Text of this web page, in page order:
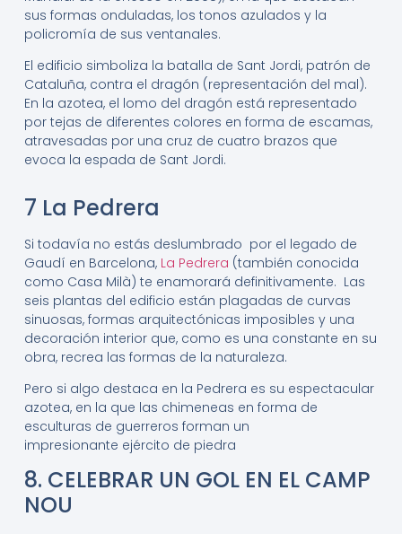
sus formas onduladas, los tonos azulados y la
policromía de sus ventanales.
El edificio simboliza la batalla de Sant Jordi, patrón de
Cataluña, contra el dragón (representación del mal).
En la azotea, el lomo del dragón está representado
por tejas de diferentes colores en forma de escamas,
atravesadas por una cruz de cuatro brazos que
evoca la espada de Sant Jordi.
7 La Pedrera
Si todavía no estás deslumbrado por el legado de
Gaudí en Barcelona, La Pedrera (también conocida
como Casa Milà) te enamorará definitivamente. Las
seis plantas del edificio están plagadas de curvas
sinuosas, formas arquitectónicas imposibles y una
decoración interior que, como es una constante en su
obra, recrea las formas de la naturaleza.
Pero si algo destaca en la Pedrera es su espectacular
azotea, en la que las chimeneas en forma de
esculturas de guerreros forman un
impresionante ejército de piedra
8. CELEBRAR UN GOL EN EL CAMP
NOU